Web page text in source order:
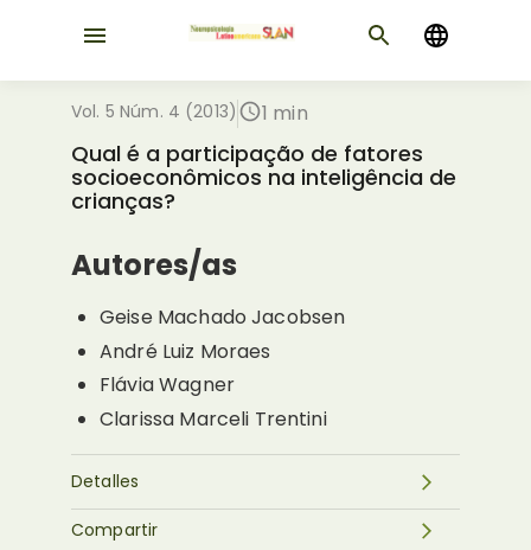
Vol. 5 Núm. 4 (2013) 1 min
Qual é a participação de fatores
socioeconômicos na inteligência de
crianças?
Autores/as
Geise Machado Jacobsen
André Luiz Moraes
Flávia Wagner
Clarissa Marceli Trentini
Detalles
Compartir